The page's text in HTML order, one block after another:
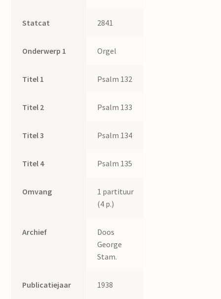
Statcat 2841
Onderwerp 1 Orgel
Titel 1 Psalm 132
Titel 2 Psalm 133
Titel 3 Psalm 134
Titel 4 Psalm 135
Omvang
1 partituur
(4 p.)
Archief
Doos
George
Stam.
Publicatiejaar 1938